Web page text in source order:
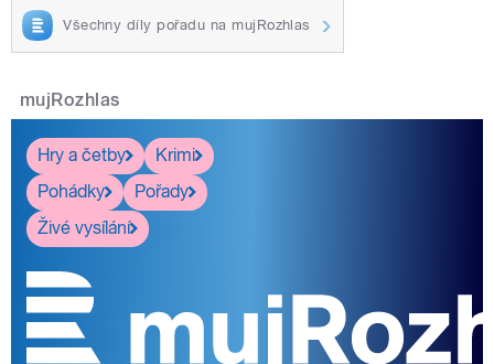
Všechny díly pořadu na mujRozhlas
mujRozhlas
Hry a četby
Krimi
Pohádky
Pořady
Živé vysílání